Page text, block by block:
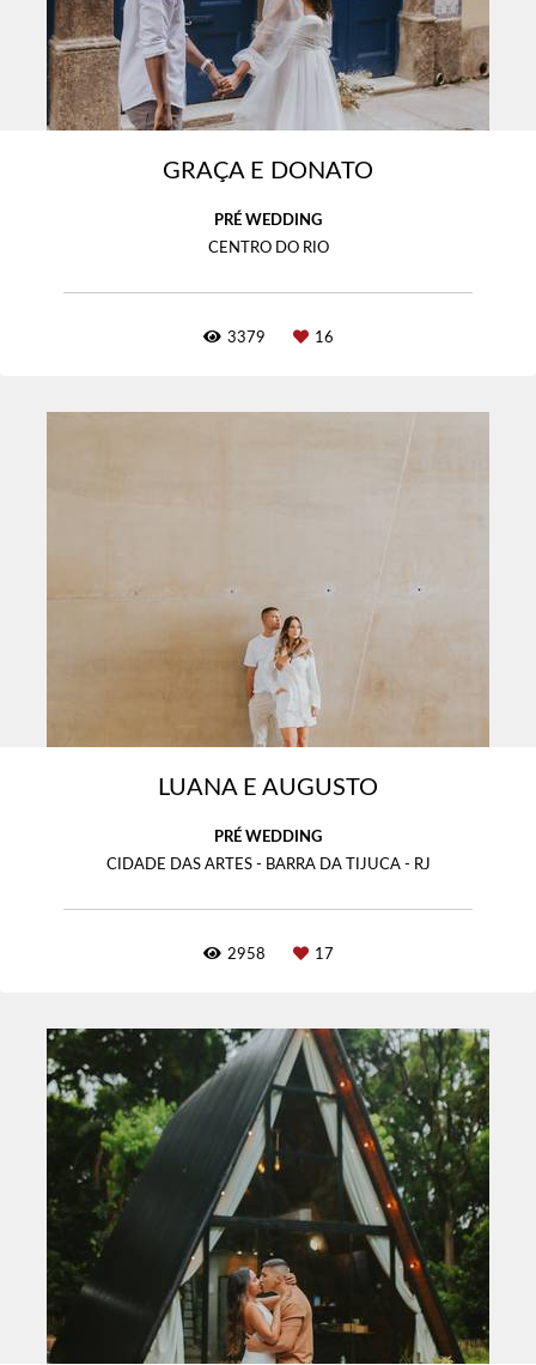
GRAÇA E DONATO
PRÉ WEDDING
CENTRO DO RIO
3379 16
LUANA E AUGUSTO
PRÉ WEDDING
CIDADE DAS ARTES - BARRA DA TIJUCA - RJ
2958 17